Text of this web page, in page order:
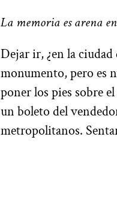
La memoria es arena
Dejar ir, ¿en la
monumento, pero es
poner los pies sobre
un boleto del
metropolitanos.